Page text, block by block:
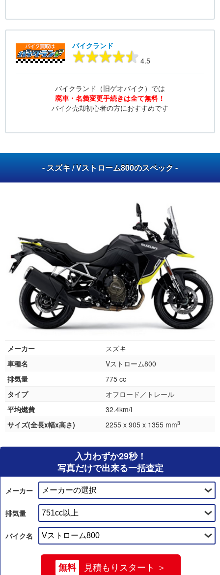
バイクランド
4.5
バイクランド（旧ゲオバイク）では
廃車・名義変更手続きは全て無料！
バイク売却初心者の方におすすめです
- スズキ / Vストローム800のスペック -
メーカー
スズキ
車種名
Vストローム800
排気量
775 cc
タイプ
オフロード／トレール
平均燃費
32.4km/l
サイズ(全長x幅x高さ)
2255 x 905 x 1355 mm3
入力わずか29秒！
写真だけで出来る一括査定
メーカー
排気量
バイク名
無料 見積もりスタート ＞